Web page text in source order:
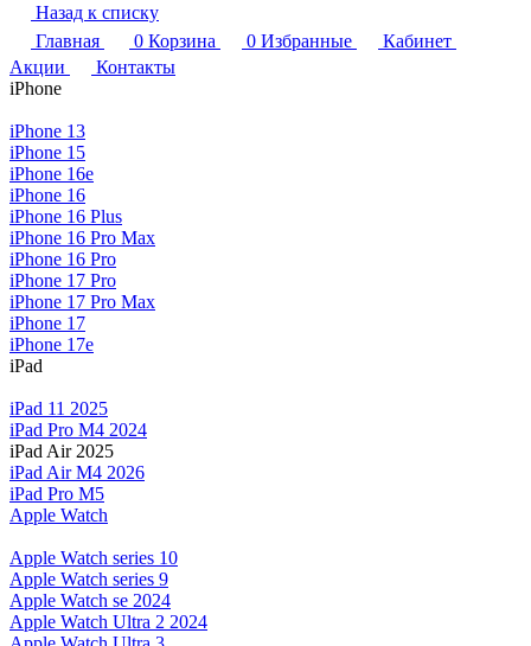
Назад к списку
Главная
0 Корзина 0 Избранные
Кабинет
Акции
Контакты
iPhone
iPhone 13
iPhone 15
iPhone 16e
iPhone 16
iPhone 16 Plus
iPhone 16 Pro Max
iPhone 16 Pro
iPhone 17 Pro
iPhone 17 Pro Max
iPhone 17
iPhone 17e
iPad
iPad 11 2025
iPad Pro M4 2024
iPad Air 2025
iPad Air M4 2026
iPad Pro M5
Apple Watch
Apple Watch series 10
Apple Watch series 9
Apple Watch se 2024
Apple Watch Ultra 2 2024